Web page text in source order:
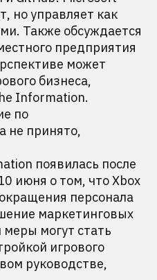
но управляет как
Также обсуждается
предприятия
может
бизнеса,
Information.
по
не принято,
появилась после
июня о том, что Xbox
персонала
маркетинговых
меры могут стать
игрового
руководстве,